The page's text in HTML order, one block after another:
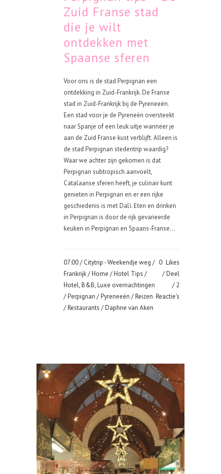
Zuid Franse stad
die je wilt
ontdekken met
Spaanse sferen
Voor ons is de stad Perpignan een
ontdekking in Zuid-Frankrijk. De Franse
stad in Zuid-Frankrijk bij de Pyreneeën.
Een stad voor je de Pyreneën oversteekt
naar Spanje of een leuk uitje wanneer je
aan de Zuid Franse kust verblijft. Alleen is
de stad Perpignan stedentrip waardig?
Waar we achter zijn gekomen is dat
Perpignan subtropisch aanvoelt,
Catalaanse sferen heeft, je culinair kunt
genieten in Perpignan en er een rijke
geschiedenis is met Dalì. Eten en drinken
in Perpignan is door de rijk gevarieerde
keuken in Perpignan en Spaans-Franse...
07:00 / Citytrip - Weekendje weg /
Frankrijk/Home /Hotel Tips /
Hotel, B&B, Luxe overnachtingen
/Perpignan /Pyreneeën /Reizen
/Restaurants / Daphne van Aken
0 Likes
Deel
2
Reactie's